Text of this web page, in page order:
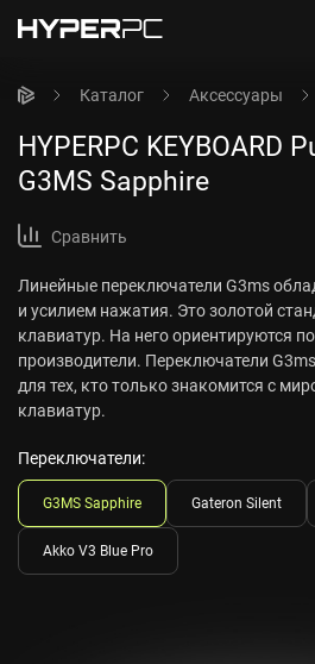
Каталог Аксессуары
HYPERPC KEYBOARD
G3MS Sapphire
Сравнить
Линейные переключатели G3ms
и усилием нажатия. Это золотой
клавиатур. На него ориентируются
производители. Переключатели
для тех, кто только знакомится с
клавиатур.
Переключатели:
G3MS Sapphire Gateron Silent
Akko V3 Blue Pro